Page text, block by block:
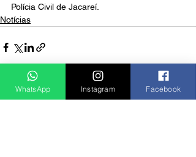
Polícia Civil de Jacareí.
Notícias
Posts recentes Ver tudo
WhatsApp Instagram Facebook